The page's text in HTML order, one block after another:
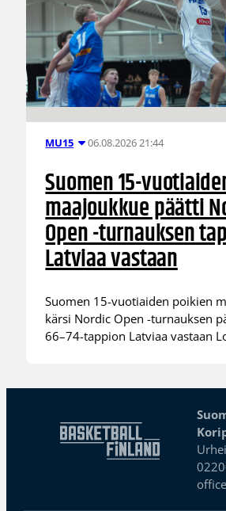
MU15 06.08.2026 21:44
Suomen 15-
maajoukkue päätti
Open -turnauksen
Latviaa vastaan
Suomen 15-vuotiaiden poikien
kärsi Nordic Open -turnauksen
66–74-tappion Latviaa vastaan